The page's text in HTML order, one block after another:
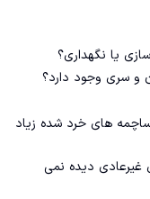
یا نگهداری؟
و سری وجود دارد؟
های خرد شده زیاد
غیرعادی دیده نمی